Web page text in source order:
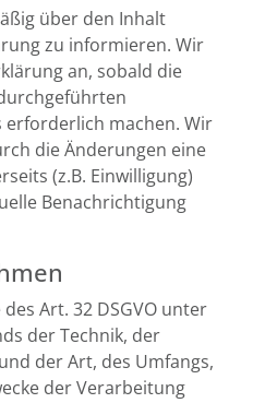
über den Inhalt
zu informieren. Wir
an, sobald die
machen. Wir
die Änderungen eine
(z.B. Einwilligung)
Benachrichtigung
Art. 32 DSGVO unter
der Technik, der
der Art, des Umfangs,
der Verarbeitung